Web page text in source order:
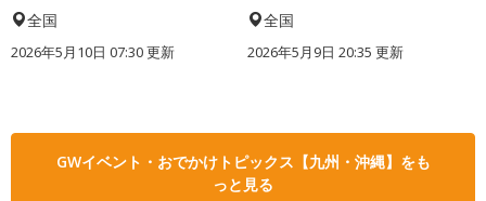
全国
2026年5月10日 07:30 更新
全国
2026年5月9日 20:35 更新
GWイベント・おでかけトピックス【九州・沖縄】をも
っと見る